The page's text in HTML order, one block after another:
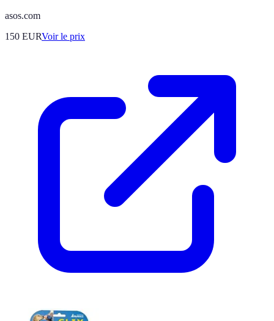
asos.com
150 EURVoir le prix